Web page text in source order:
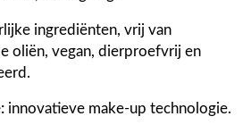
ingrediënten, vrij van
oliën, vegan, dierproefvrij en
innovatieve make-up technologie.